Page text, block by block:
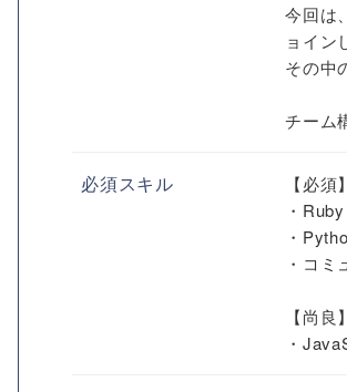
今回は
ョイン
その中
チーム
必須スキル
【必須】
・
・
・コ
【尚良】
・